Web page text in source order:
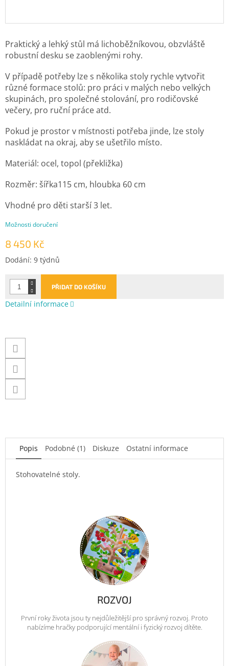
8 450 Kč
Měrná
Dodání: 9 týdnů
Možnosti doručení
PŘIDAT DO KOŠÍKU
Praktický a lehký stůl má lichoběžníkovou, obzvláště
robustní desku se zaoblenými rohy.
V případě potřeby lze s několika stoly rychle vytvořit
různé formace stolů: pro práci v malých nebo velkých
skupinách, pro společné stolování, pro rodičovské
večery, pro ruční práce atd.
Pokud je prostor v místnosti potřeba jinde, lze stoly
naskládat na okraj, aby se ušetřilo místo.
Materiál: ocel, topol (překližka)
Rozměr: šířka115 cm, hloubka 60 cm
Vhodné pro děti starší 3 let.
Detailní informace
Popis Podobné (1) Diskuze Ostatní informace
Stohovatelné stoly.
ROZVOJ
První roky života jsou ty nejdůležitější pro správný rozvoj. Proto
nabízíme hračky podporující mentální i fyzický rozvoj dítěte.